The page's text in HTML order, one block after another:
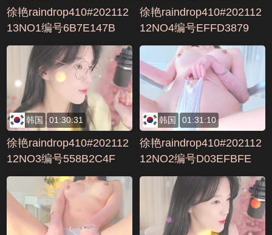
徐艳raindrop410#202112
13NO1编号6B7E147B
徐艳raindrop410#202112
12NO4编号EFFD3879
韩国 01:30:31
徐艳raindrop410#202112
12NO3编号558B2C4F
韩国 01:31:10
徐艳raindrop410#202112
12NO2编号D03EFBFE